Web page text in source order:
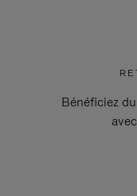
Bénéficiez